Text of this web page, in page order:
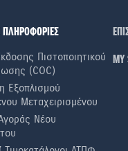
Πιστοποιητικού
(COC)
Εξοπλισμού
Μεταχειρισμένου
Νέου
ΜΥ